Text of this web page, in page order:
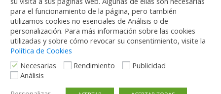
Política de Privacidad de Blog EMT, disponible en:
blog.emtmadrid.es/politica-de-
privacidad
para el funcionamiento de la página, pero también
utilizamos cookies no esenciales de Análisis o de
personalización. Para más información sobre las cookies
utilizadas y sobre cómo revocar su consentimiento, visite la
Política de Cookies
Necesarias
Rendimiento
Publicidad
Análisis